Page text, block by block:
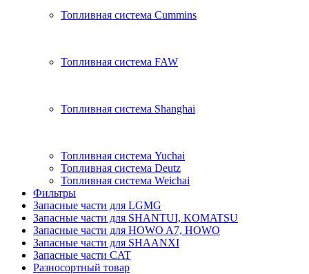
Топливная система Cummins
Топливная система FAW
Топливная система Shanghai
Топливная система Yuchai
Топливная система Deutz
Топливная система Weichai
Фильтры
Запасные части для LGMG
Запасные части для SHANTUI, KOMATSU
Запасные части для HOWO A7, HOWO
Запасные части для SHAANXI
Запасные части CAT
Разносортный товар